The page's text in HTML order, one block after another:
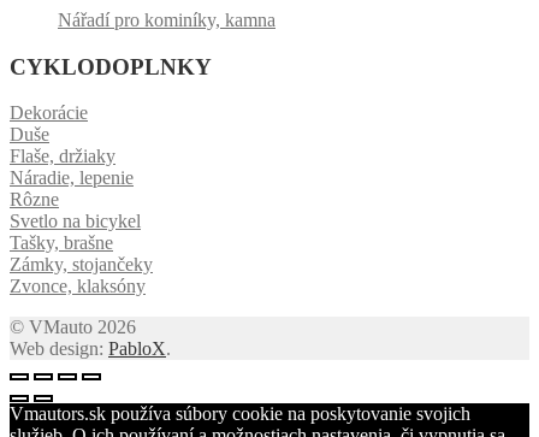
Nářadí pro kominíky, kamna
CYKLODOPLNKY
Dekorácie
Duše
Flaše, držiaky
Náradie, lepenie
Rôzne
Svetlo na bicykel
Tašky, brašne
Zámky, stojančeky
Zvonce, klaksóny
© VMauto 2026
Web design: PabloX.
Vmautors.sk používa súbory cookie na poskytovanie svojich